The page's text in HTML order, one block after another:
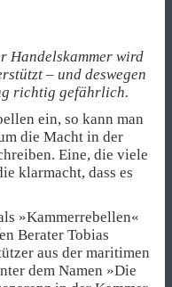
Handelskammer wird
– und deswegen
richtig gefährlich.
ein, so kann man
die Macht in der
Eine, die viele
klarmacht, dass es
»Kammerrebellen«
Berater Tobias
aus der maritimen
dem Namen »Die